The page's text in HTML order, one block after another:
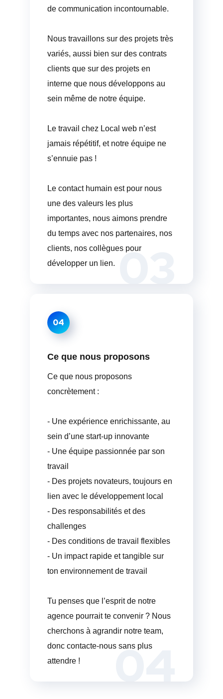
03
de communication incontournable.
Nous travaillons sur des projets très
variés, aussi bien sur des contrats
clients que sur des projets en
interne que nous développons au
sein même de notre équipe.
Le travail chez Local web n’est
jamais répétitif, et notre équipe ne
s’ennuie pas !
Le contact humain est pour nous
une des valeurs les plus
importantes, nous aimons prendre
du temps avec nos partenaires, nos
clients, nos collègues pour
développer un lien.
04
04
Ce que nous proposons
Ce que nous proposons
concrètement :
- Une expérience enrichissante, au
sein d’une start-up innovante
- Une équipe passionnée par son
travail
- Des projets novateurs, toujours en
lien avec le développement local
- Des responsabilités et des
challenges
- Des conditions de travail flexibles
- Un impact rapide et tangible sur
ton environnement de travail
Tu penses que l’esprit de notre
agence pourrait te convenir ? Nous
cherchons à agrandir notre team,
donc contacte-nous sans plus
attendre !